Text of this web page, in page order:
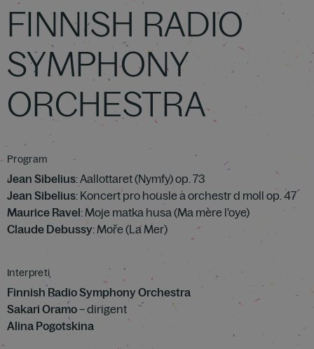
FINNISH RADIO
SYMPHONY
ORCHESTRA
Program
Jean Sibelius: Aallottaret (Nymfy) op. 73
Jean Sibelius: Koncert pro housle a orchestr d moll op. 47
Maurice Ravel: Moje matka husa (Ma mère l'oye)
Claude Debussy: Moře (La Mer)
Interpreti
Finnish Radio Symphony Orchestra
Sakari Oramo– dirigent
Alina Pogotskina